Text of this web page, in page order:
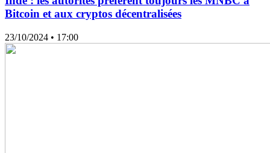
Bitcoin et aux cryptos décentralisées
23/10/2024 • 17:00